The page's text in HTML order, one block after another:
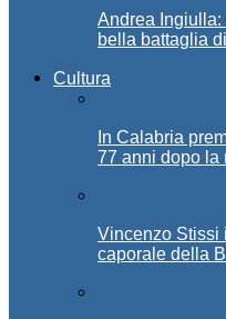
Andrea Ingiulla:
bella battaglia
Cultura
In Calabria
77 anni dopo la
Vincenzo Stissi
caporale della